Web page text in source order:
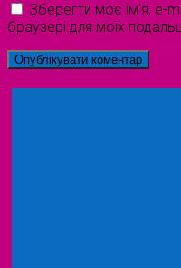
Зберегти моє ім'я, e-
браузері для моїх